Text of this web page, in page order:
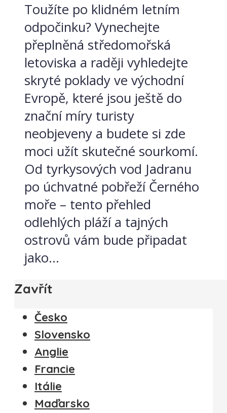
Toužíte po klidném letním
odpočinku? Vynechejte
přeplněná středomořská
letoviska a raději vyhledejte
skryté poklady ve východní
Evropě, které jsou ještě do
znační míry turisty
neobjeveny a budete si zde
moci užít skutečné sourkomí.
Od tyrkysových vod Jadranu
po úchvatné pobřeží Černého
moře – tento přehled
odlehlých pláží a tajných
ostrovů vám bude připadat
jako...
Zavřít
Česko
Slovensko
Anglie
Francie
Itálie
Maďarsko